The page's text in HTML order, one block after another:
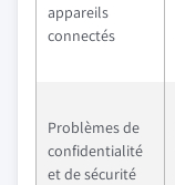
appareils
connectés
Problèmes de
confidentialité
et de sécurité